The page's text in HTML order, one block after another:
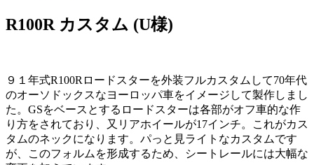
R100R カスタム (U様)
９１年式R100Rロードスターを外装フルカスタムして70年代
のオーソドックスなヨーロッパ車をイメージして製作しまし
た。GSをベースとするロードスターは各部がオフ車的な作
り方をされており、又リアホイールが17インチ。これがカス
タムのネックになります。パっと見ライトなカスタムです
が、このフォルムを形成するため、シートレールには大幅な